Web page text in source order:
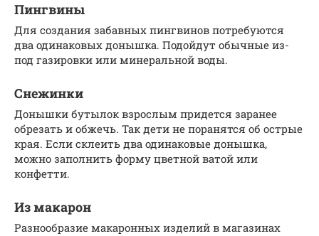
Пингвины
Для создания забавных пингвинов потребуются
два одинаковых донышка. Подойдут обычные из-
под газировки или минеральной воды.
Снежинки
Донышки бутылок взрослым придется заранее
обрезать и обжечь. Так дети не поранятся об острые
края. Если склеить два одинаковые донышка,
можно заполнить форму цветной ватой или
конфетти.
Из макарон
Разнообразие макаронных изделий в магазинах